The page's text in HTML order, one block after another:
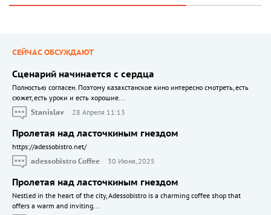
СЕЙЧАС ОБСУЖДАЮТ
Сценарий начинается с сердца
Полностью согласен. Поэтому казахстанское кино интересно смотреть, есть
сюжет, есть уроки и есть хорошие...
Stanislav
28 Апреля 11:13
Пролетая над ласточкиным гнездом
https://adessobistro.net/
adessobistro Coffee
30 Июня, 2025
Пролетая над ласточкиным гнездом
Nestled in the heart of the city, Adessobistro is a charming coffee shop that
offers a warm and inviting...